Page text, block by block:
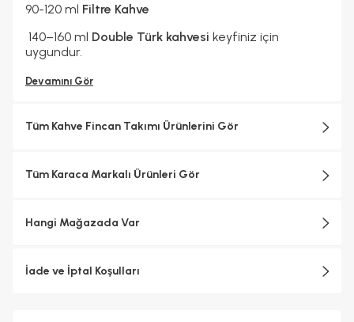
90-120 ml Filtre Kahve
140–160 ml Double Türk kahvesi keyfiniz için
uygundur.
Devamını Gör
Tüm Kahve Fincan Takımı Ürünlerini Gör
Tüm Karaca Markalı Ürünleri Gör
Hangi Mağazada Var
İade ve İptal Koşulları